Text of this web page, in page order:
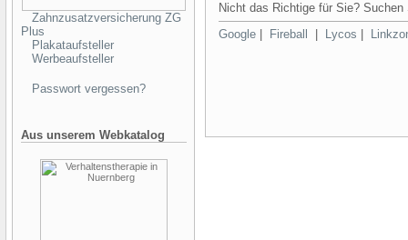
Zahnzusatzversicherung ZG
Plus
Plakataufsteller
Werbeaufsteller
Passwort vergessen?
Aus unserem Webkatalog
Nicht das Richtige für Sie?
Google
Fireball Lycos